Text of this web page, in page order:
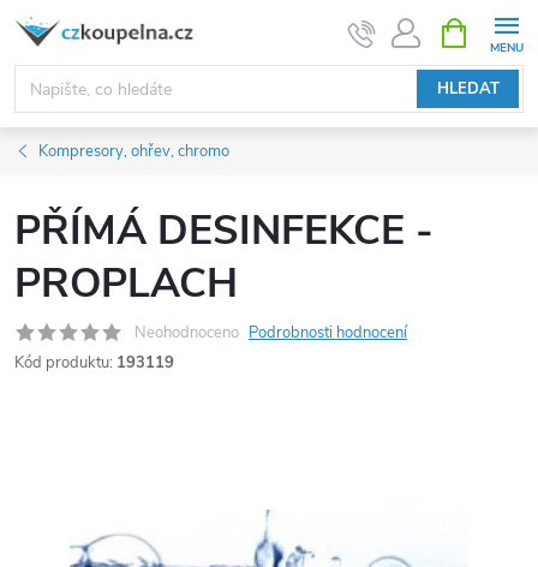
Přejít
obsah
HLEDAT
NÁKUPNÍ
KOŠÍK
Kompresory, ohřev, chromo
PŘÍMÁ DESINFEKCE -
PROPLACH
Neohodnoceno Podrobnosti hodnocení
Kód produktu: 193119